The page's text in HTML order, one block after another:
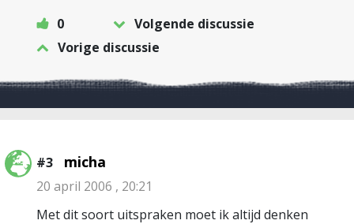
0
Volgende discussie
Vorige discussie
#3 micha
20 april 2006 , 20:21
Met dit soort uitspraken moet ik altijd denken